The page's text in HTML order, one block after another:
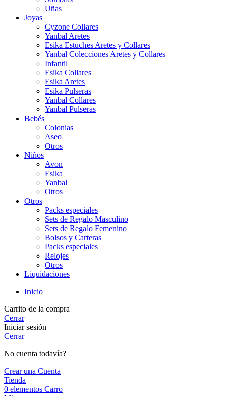
Uñas
Joyas
Cyzone Collares
Yanbal Aretes
Esika Estuches Aretes y Collares
Yanbal Colecciones Aretes y Collares
Infantil
Esika Collares
Esika Aretes
Esika Pulseras
Yanbal Collares
Yanbal Pulseras
Bebés
Colonias
Aseo
Otros
Niños
Avon
Esika
Yanbal
Otros
Otros
Packs especiales
Sets de Regalo Masculino
Sets de Regalo Femenino
Bolsos y Carteras
Packs especiales
Relojes
Otros
Liquidaciones
Inicio
Carrito de la compra
Cerrar
Iniciar sesión
Cerrar
No cuenta todavía?
Crear una Cuenta
Tienda
0 elementos Carro